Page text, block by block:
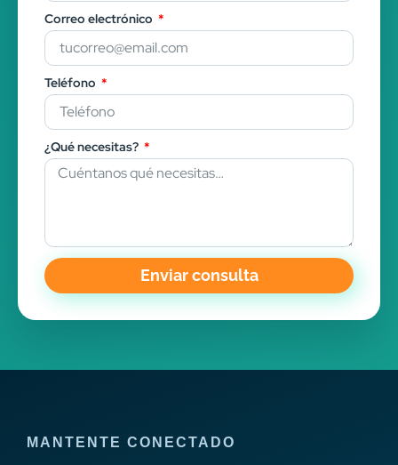
Correo electrónico
Teléfono
¿Qué necesitas?
Enviar consulta
MANTENTE CONECTADO